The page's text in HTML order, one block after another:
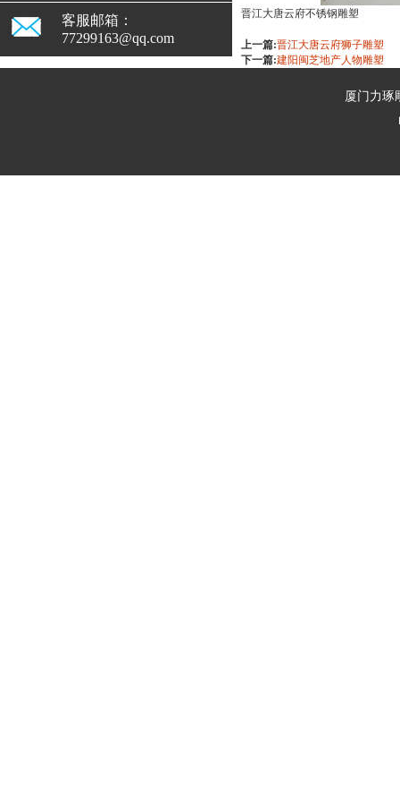
客服邮箱：
77299163@qq.com
晋江大唐云府不锈钢雕塑
上一篇:晋江大唐云府狮子雕塑
下一篇:建阳闽芝地产人物雕塑
厦门力琢